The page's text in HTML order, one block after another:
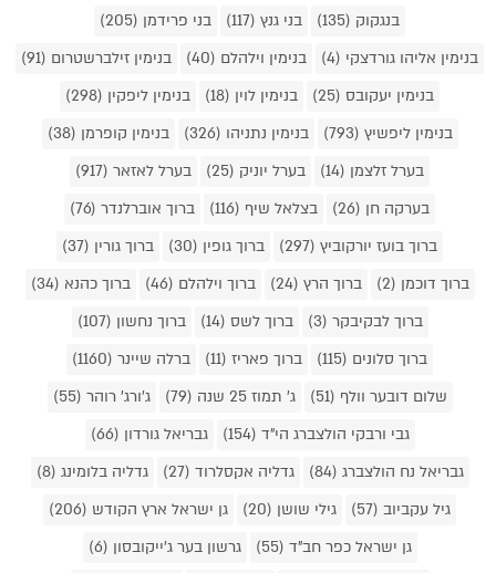
בנגקוק (135)
בני גנץ (117)
בני פרידמן (205)
בנימין אליהו גורדצקי (4)
בנימין וילהלם (40)
בנימין זילברשטרום (91)
בנימין יעקובס (25)
בנימין לוין (18)
בנימין ליפקין (298)
בנימין ליפשיץ (793)
בנימין נתניהו (326)
בנימין קופרמן (38)
בערל זלצמן (14)
בערל יוניק (25)
בערל לאזאר (917)
בערקה חן (26)
בצלאל שיף (116)
ברוך אוברלנדר (76)
ברוך בועז יורקוביץ (297)
ברוך גופין (30)
ברוך גורין (37)
ברוך דוכמן (2)
ברוך הרץ (24) ברוך וילהלם (46)
ברוך כהנא (34)
ברוך לבקיבקר (3)
ברוך לשס (14)
ברוך נחשון (107)
ברוך סלונים (115)
ברוך פאריז (11)
ברלה שיינר (1160)
שלום דובער וולף (51)
ג' תמוז 25 שנה (79)
ג'ורג' רוהר (55)
גבי ורבקי הולצברג הי"ד (154)
גבריאל גורדון (66)
גבריאל נח הולצברג (84)
גדליה אקסלרוד (27)
גדליה בלומינג (8)
גיל עקביוב (57)
גילי שושן (20)
גן ישראל ארץ הקודש (206)
גן ישראל כפר חב"ד (55)
גרשון בער ג'ייקובסון (6)